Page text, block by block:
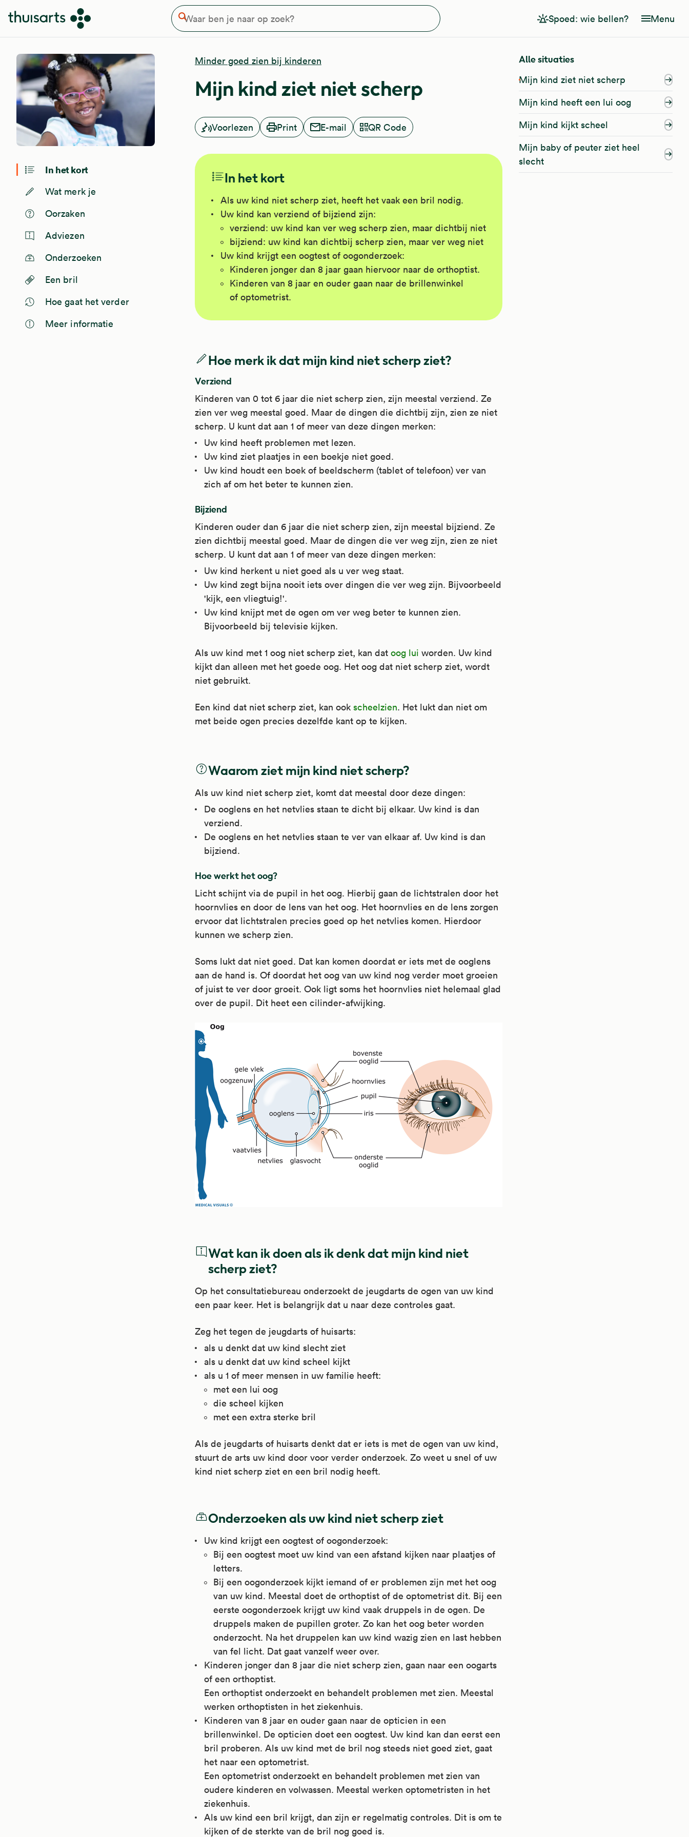
Overslaan en naar de inhoud gaan Waar ben je naar op zoek?
Zoeken Spoed: wie bellen? Menu
Minder goed zien bij kinderen
Mijn kind ziet niet scherp
In het kort
Wat merk je
Oorzaken
Adviezen
Onderzoeken
Een bril
Hoe gaat het verder
Meer informatie
Voorlezen Print E-mail QR Code
In het kort
Als uw kind niet scherp ziet, heeft het vaak een bril nodig.
Uw kind kan verziend of bijziend zijn:
verziend: uw kind kan ver weg scherp zien, maar dichtbij niet
bijziend: uw kind kan dichtbij scherp zien, maar ver weg niet
Uw kind krijgt een oogtest of oogonderzoek:
Kinderen jonger dan 8 jaar gaan hiervoor naar de orthoptist.
Kinderen van 8 jaar en ouder gaan naar de brillenwinkel
of optometrist.
Hoe merk ik dat mijn kind niet scherp ziet?
Verziend
Kinderen van 0 tot 6 jaar die niet scherp zien, zijn meestal verziend. Ze
zien ver weg meestal goed. Maar de dingen die dichtbij zijn, zien ze niet
scherp. U kunt dat aan 1 of meer van deze dingen merken:
Uw kind heeft problemen met lezen.
Uw kind ziet plaatjes in een boekje niet goed.
Uw kind houdt een boek of beeldscherm (tablet of telefoon) ver van
zich af om het beter te kunnen zien.
Bijziend
Kinderen ouder dan 6 jaar die niet scherp zien, zijn meestal bijziend. Ze
zien dichtbij meestal goed. Maar de dingen die ver weg zijn, zien ze niet
scherp. U kunt dat aan 1 of meer van deze dingen merken:
Uw kind herkent u niet goed als u ver weg staat.
Uw kind zegt bijna nooit iets over dingen die ver weg zijn. Bijvoorbeeld
'kijk, een vliegtuig!'.
Uw kind knijpt met de ogen om ver weg beter te kunnen zien.
Bijvoorbeeld bij televisie kijken.
Als uw kind met 1 oog niet scherp ziet, kan dat oog lui worden. Uw kind
kijkt dan alleen met het goede oog. Het oog dat niet scherp ziet, wordt
niet gebruikt.
Een kind dat niet scherp ziet, kan ook scheelzien. Het lukt dan niet om
met beide ogen precies dezelfde kant op te kijken.
Waarom ziet mijn kind niet scherp?
Als uw kind niet scherp ziet, komt dat meestal door deze dingen:
De ooglens en het netvlies staan te dicht bij elkaar. Uw kind is dan
verziend.
De ooglens en het netvlies staan te ver van elkaar af. Uw kind is dan
bijziend.
Hoe werkt het oog?
Licht schijnt via de pupil in het oog. Hierbij gaan de lichtstralen door het
hoornvlies en door de lens van het oog. Het hoornvlies en de lens zorgen
ervoor dat lichtstralen precies goed op het netvlies komen. Hierdoor
kunnen we scherp zien.
Soms lukt dat niet goed. Dat kan komen doordat er iets met de ooglens
aan de hand is. Of doordat het oog van uw kind nog verder moet groeien
of juist te ver door groeit. Ook ligt soms het hoornvlies niet helemaal glad
over de pupil. Dit heet een cilinder-afwijking.
Wat kan ik doen als ik denk dat mijn kind niet
scherp ziet?
Op het consultatiebureau onderzoekt de jeugdarts de ogen van uw kind
een paar keer. Het is belangrijk dat u naar deze controles gaat.
Zeg het tegen de jeugdarts of huisarts:
als u denkt dat uw kind slecht ziet
als u denkt dat uw kind scheel kijkt
als u 1 of meer mensen in uw familie heeft:
met een lui oog
die scheel kijken
met een extra sterke bril
Als de jeugdarts of huisarts denkt dat er iets is met de ogen van uw kind,
stuurt de arts uw kind door voor verder onderzoek. Zo weet u snel of uw
kind niet scherp ziet en een bril nodig heeft.
Onderzoeken als uw kind niet scherp ziet
Uw kind krijgt een oogtest of oogonderzoek:
Bij een oogtest moet uw kind van een afstand kijken naar plaatjes of
letters.
Bij een oogonderzoek kijkt iemand of er problemen zijn met het oog
van uw kind. Meestal doet de orthoptist of de optometrist dit. Bij een
eerste oogonderzoek krijgt uw kind vaak druppels in de ogen. De
druppels maken de pupillen groter. Zo kan het oog beter worden
onderzocht. Na het druppelen kan uw kind wazig zien en last hebben
van fel licht. Dat gaat vanzelf weer over.
Kinderen jonger dan 8 jaar die niet scherp zien, gaan naar een oogarts
of een orthoptist.
Een orthoptist onderzoekt en behandelt problemen met zien. Meestal
werken orthoptisten in het ziekenhuis.
Kinderen van 8 jaar en ouder gaan naar de opticien in een
brillenwinkel. De opticien doet een oogtest. Uw kind kan dan eerst een
bril proberen. Als uw kind met de bril nog steeds niet goed ziet, gaat
het naar een optometrist.
Een optometrist onderzoekt en behandelt problemen met zien van
oudere kinderen en volwassen. Meestal werken optometristen in het
ziekenhuis.
Als uw kind een bril krijgt, dan zijn er regelmatig controles. Dit is om te
kijken of de sterkte van de bril nog goed is.
Alle situaties
Mijn kind ziet niet scherp
Mijn kind heeft een lui oog
Mijn kind kijkt scheel
Mijn baby of peuter ziet heel
slecht